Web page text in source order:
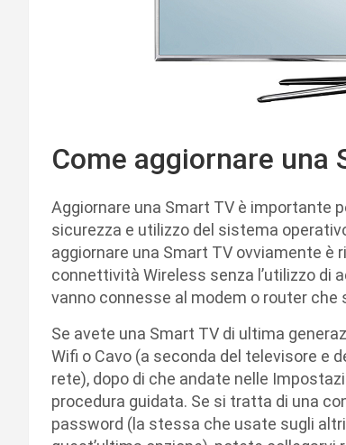
Come aggiornare una
Aggiornare una Smart TV è importante
sicurezza e utilizzo del sistema
aggiornare una Smart TV ovviamente
connettività Wireless senza l’utilizzo di
vanno connesse al modem o router che
Se avete una Smart TV di ultima
Wifi o Cavo (a seconda del televisore e
rete), dopo di che andate nelle
procedura guidata. Se si tratta di una
password (la stessa che usate sugli